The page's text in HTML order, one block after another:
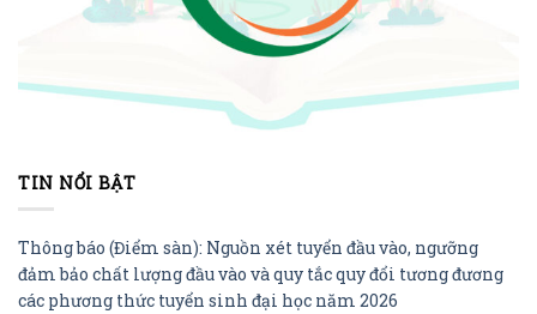
TIN NỔI BẬT
Thông báo (Điểm sàn): Nguồn xét tuyển đầu vào, ngưỡng
đảm bảo chất lượng đầu vào và quy tắc quy đổi tương đương
các phương thức tuyển sinh đại học năm 2026